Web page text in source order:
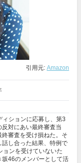
引用元: Amazon
ションに応募し、第3
対にあい最終審査当
審査を受け損ねた。そ
し合った結果、特例で
ョンを受けていないた
46のメンバーとして活